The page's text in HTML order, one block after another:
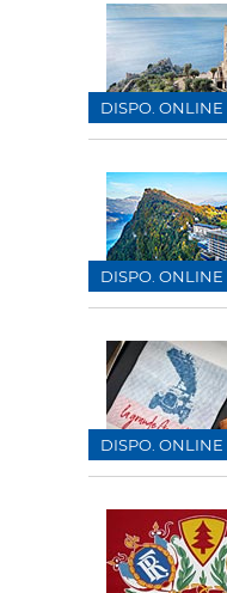
DISPO. ONLINE
DISPO. ONLINE
DISPO. ONLINE